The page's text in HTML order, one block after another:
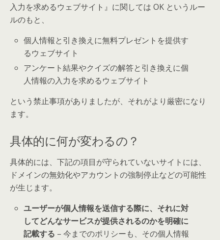
入力を求めるウェブサイト』に関しては OK というルー
ルのもと、
個人情報と引き換えに無料プレゼントを提供す
るウェブサイト
アンケート結果やクイズの解答と引き換えに個
人情報の入力を求めるウェブサイト
という禁止事項がありましたが、それがより厳密になり
ます。
具体的に何が変わるの？
具体的には、下記の項目が守られていないサイトには、
ドメインの無効化やアカウントの強制停止などの可能性
が生じます。
ユーザーが個人情報を送信する際に、それに対
してどんなサービスが提供されるのかを明確に
記載する – 今までのポリシーも、その個人情報